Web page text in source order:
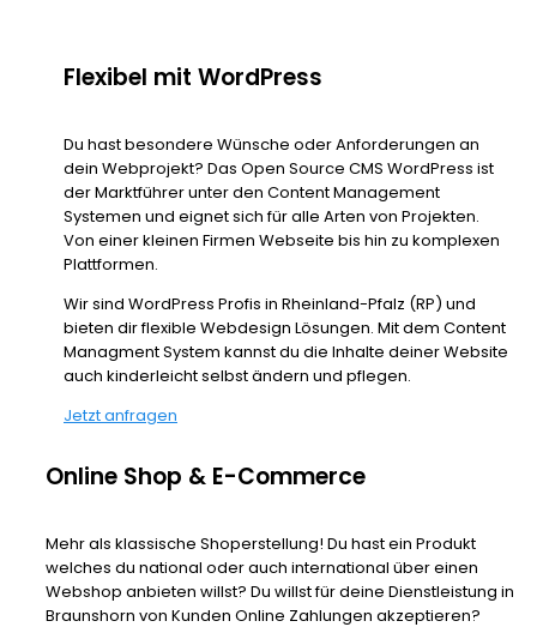
Flexibel mit WordPress
Du hast besondere Wünsche oder Anforderungen an
dein Webprojekt? Das Open Source CMS WordPress ist
der Marktführer unter den Content Management
Systemen und eignet sich für alle Arten von Projekten.
Von einer kleinen Firmen Webseite bis hin zu komplexen
Plattformen.
Wir sind WordPress Profis in Rheinland-Pfalz (RP) und
bieten dir flexible Webdesign Lösungen. Mit dem Content
Managment System kannst du die Inhalte deiner Website
auch kinderleicht selbst ändern und pflegen.
Jetzt anfragen
Online Shop & E-Commerce
Mehr als klassische Shoperstellung! Du hast ein Produkt
welches du national oder auch international über einen
Webshop anbieten willst? Du willst für deine Dienstleistung in
Braunshorn von Kunden Online Zahlungen akzeptieren?